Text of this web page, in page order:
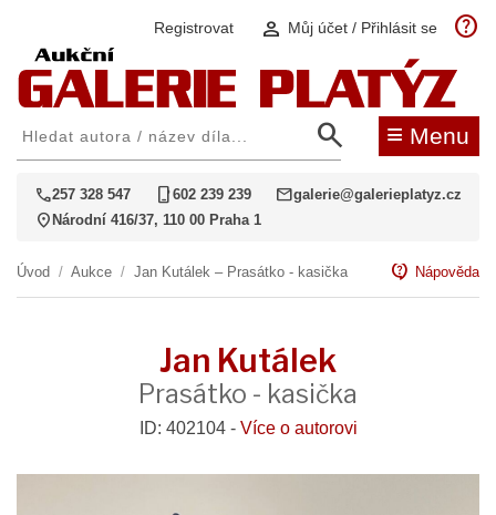
Registrovat person Můj účet / Přihlásit se help
search ≡ Menu
call257 328 547 phone_iphone602 239 239 mailgalerie@galerieplatyz.cz
location_on Národní 416/37, 110 00 Praha 1
Úvod / Aukce / Jan Kutálek – Prasátko - kasička contact_support Nápověda
Jan Kutálek
Prasátko - kasička
ID: 402104 - Více o autorovi